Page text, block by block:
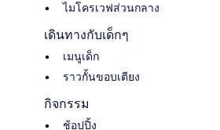
ไมโครเวฟส่วนกลาง
เดินทางกับเด็กๆ
เมนูเด็ก
ราวกั้นขอบเตียง
กิจกรรม
ช้อปปิ้ง